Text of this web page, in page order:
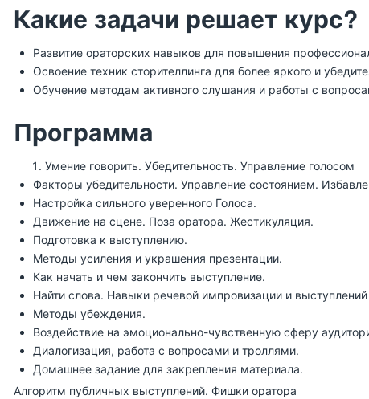
Какие задачи решает курс?
Развитие ораторских навыков для повышения
Освоение техник сторителлинга для более яркого и
Обучение методам активного слушания и работы с
Программа
Умение говорить. Убедительность. Управление голосом
Факторы убедительности. Управление состоянием.
Настройка сильного уверенного Голоса.
Движение на сцене. Поза оратора. Жестикуляция.
Подготовка к выступлению.
Методы усиления и украшения презентации.
Как начать и чем закончить выступление.
Найти слова. Навыки речевой импровизации и выступлений
Методы убеждения.
Воздействие на эмоционально-чувственную сферу
Диалогизация, работа с вопросами и троллями.
Домашнее задание для закрепления материала.
Алгоритм публичных выступлений. Фишки оратора